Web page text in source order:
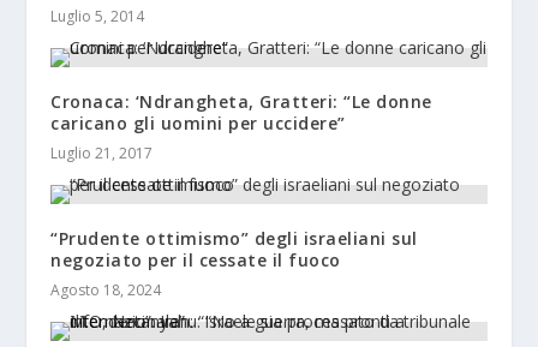
Luglio 5, 2014
Cronaca: ‘Ndrangheta, Gratteri: “Le donne
caricano gli uomini per uccidere”
Luglio 21, 2017
“Prudente ottimismo” degli israeliani sul
negoziato per il cessate il fuoco
Agosto 18, 2024